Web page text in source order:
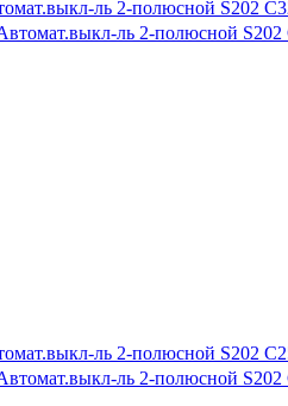
ль 2-полюсной S202
ль 2-полюсной S202